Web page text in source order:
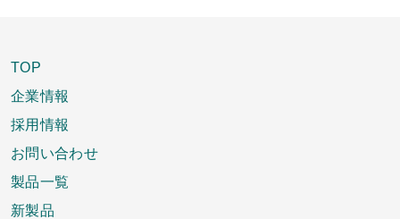
TOP
企業情報
採用情報
お問い合わせ
製品一覧
新製品